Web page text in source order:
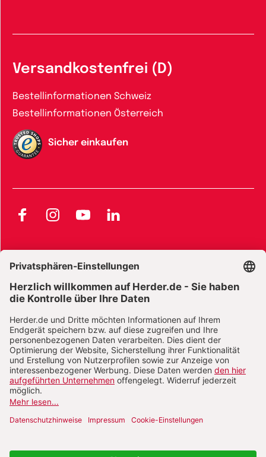
Versandkostenfrei (D)
Bestellinformationen Schweiz
Bestellinformationen Österreich
Sicher einkaufen
FacebookInstagramYouTubeLinkedIn
Widerrufsbelehrung E-Books
Widerrufsbelehrung Zeitschriften Datenschutz
Datenschutz Social Media Barrierefreiheit
Vertrag widerrufen